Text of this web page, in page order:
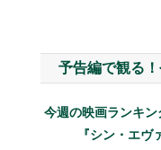
予告編で観る
今週の映画ランキ
『シン・エヴ